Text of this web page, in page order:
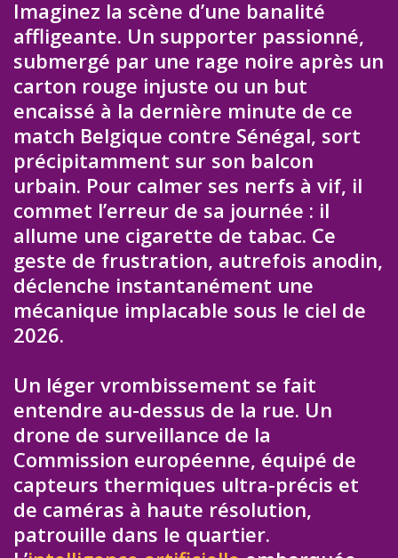
Imaginez la scène d’une banalité
affligeante. Un supporter passionné,
submergé par une rage noire après un
carton rouge injuste ou un but
encaissé à la dernière minute de ce
match Belgique contre Sénégal, sort
précipitamment sur son balcon
urbain. Pour calmer ses nerfs à vif, il
commet l’erreur de sa journée : il
allume une cigarette de tabac. Ce
geste de frustration, autrefois anodin,
déclenche instantanément une
mécanique implacable sous le ciel de
2026.
Un léger vrombissement se fait
entendre au-dessus de la rue. Un
drone de surveillance de la
Commission européenne, équipé de
capteurs thermiques ultra-précis et
de caméras à haute résolution,
patrouille dans le quartier.